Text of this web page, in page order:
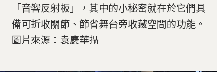
「音響反射板」，其中的小秘密就在於它們具
備可折收關節、節省舞台旁收藏空間的功能。
圖片來源：袁慶華攝